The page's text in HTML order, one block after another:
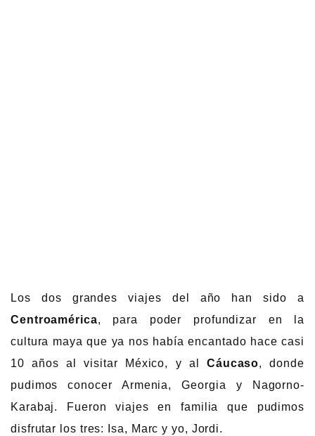
Los dos grandes viajes del año han sido a
Centroamérica, para poder profundizar en la
cultura maya que ya nos había encantado hace casi
10 años al visitar México, y al Cáucaso, donde
pudimos conocer Armenia, Georgia y Nagorno-
Karabaj. Fueron viajes en familia que pudimos
disfrutar los tres: Isa, Marc y yo, Jordi.